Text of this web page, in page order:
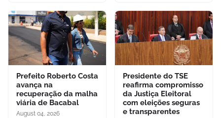
Prefeito Roberto Costa
avança na
recuperação da malha
viária de Bacabal
August 04, 2026
Presidente do TSE
reafirma compromisso
da Justiça Eleitoral
com eleições seguras
e transparentes